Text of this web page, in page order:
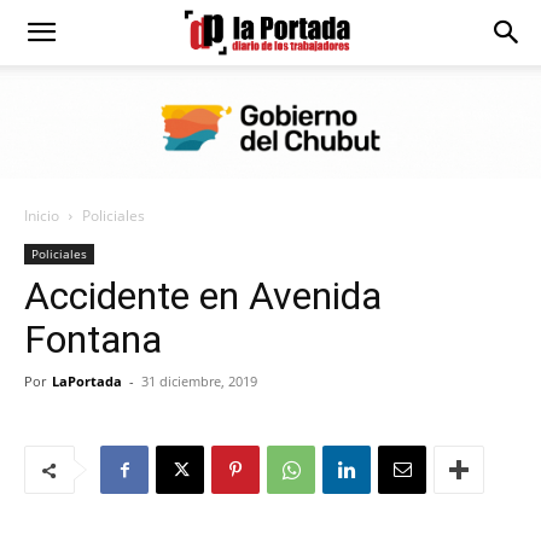
Diario
Portada
Inicio Policiales
Policiales
Accidente en Avenida
Fontana
Por LaPortada - 31 diciembre, 2019